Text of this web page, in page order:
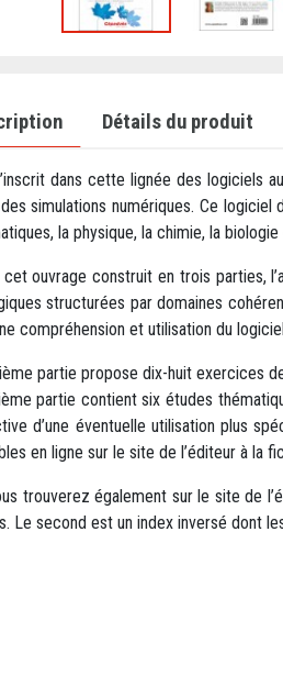
Détails du produit
dans cette lignée des logiciels
simulations numériques. Ce
la physique, la chimie, la biologie
cet ouvrage construit en trois parties,
structurées par domaines
compréhension et utilisation du
partie propose dix-huit exercices
partie contient six études
d’une éventuelle utilisation plus
en ligne sur le site de l’éditeur à la
trouverez également sur le site de
Le second est un index inversé dont